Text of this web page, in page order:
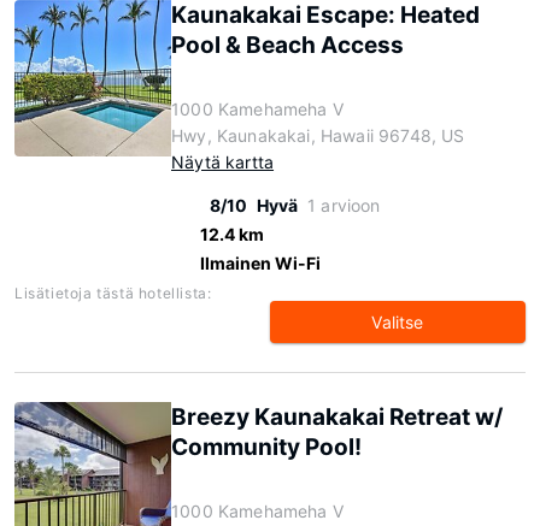
Kaunakakai Escape: Heated
Pool & Beach Access
1000 Kamehameha V
Hwy, Kaunakakai, Hawaii 96748, US
Näytä kartta
8/10 Hyvä 1 arvioon
12.4 km
Ilmainen Wi-Fi
Lisätietoja tästä hotellista:
Valitse
Breezy Kaunakakai Retreat w/
Community Pool!
1000 Kamehameha V